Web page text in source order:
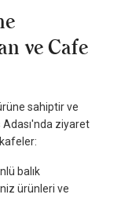
ve Cafe
sahiptir ve
ziyaret
balık
ürünleri ve